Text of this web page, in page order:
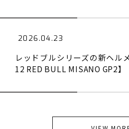
2026.04.23
レッドブルシリーズの新ヘル
12 RED BULL MISANO GP2】
VIEW